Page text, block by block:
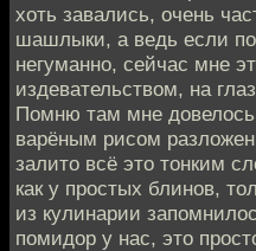
хоть завались, очень
шашлыки, а ведь если
негуманно, сейчас мне
издевательством, на
Помню там мне довелось
варёным рисом
залито всё это тонким
как у простых блинов,
из кулинарии
помидор у нас, это